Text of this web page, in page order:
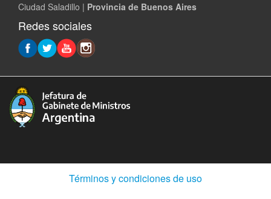
Ciudad Saladillo | Provincia de Buenos Aires
Redes sociales
Términos y condiciones de uso(Abre